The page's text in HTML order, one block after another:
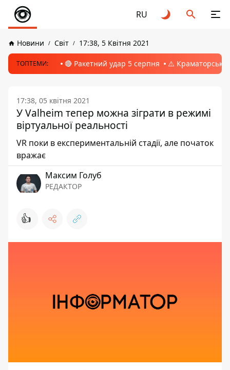
RU
Новини Світ 17:38, 5 Квітня 2021
ТОПТЕМИ: 🔴 Ракетний удар 5 серпня ⚠️ Краматорськ,
17:38, 05 квітня 2021
У Valheim тепер можна зіграти в режимі
віртуальної реальності
VR поки в експериментальній стадії, але початок
вражає
Максим Голуб
РЕДАКТОР
👍